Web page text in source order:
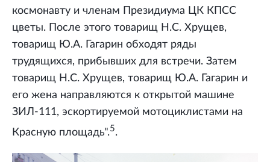
космонавту и членам Президиума ЦК КПСС
цветы. После этого товарищ Н.С. Хрущев,
товарищ Ю.А. Гагарин обходят ряды
трудящихся, прибывших для встречи. Затем
товарищ Н.С. Хрущев, товарищ Ю.А. Гагарин и
его жена направляются к открытой машине
ЗИЛ-111, эскортируемой мотоциклистами на
Красную площадь".5.